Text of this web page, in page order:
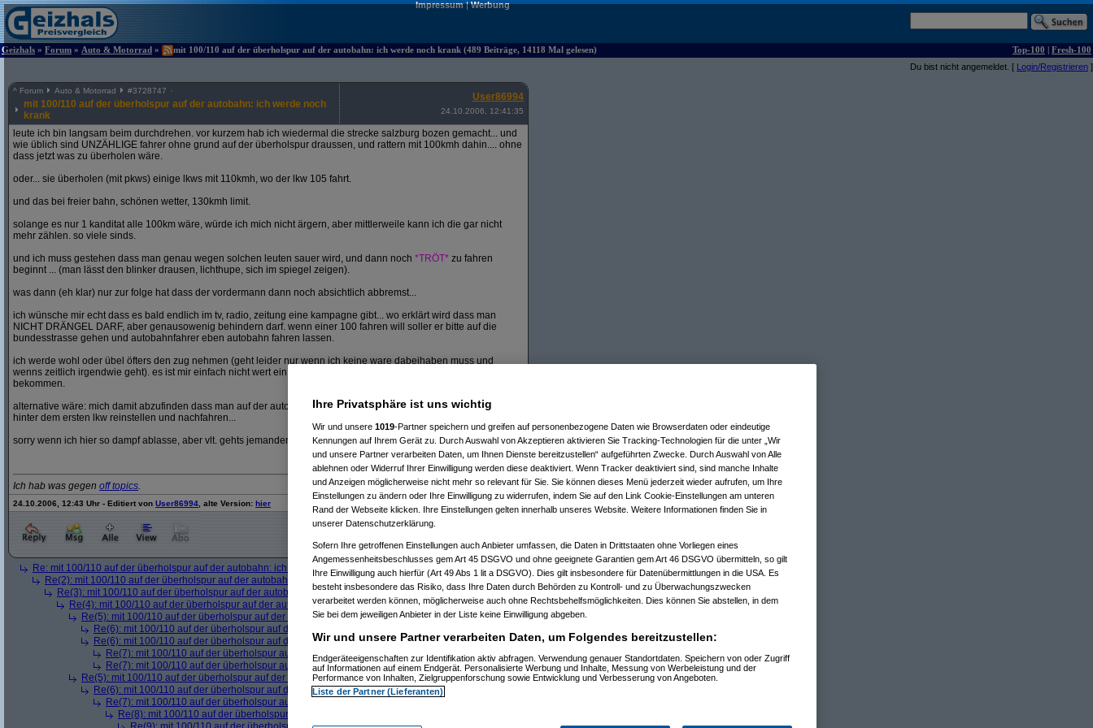
Impressum|Werbung
Geizhals » Forum » Auto & Motorrad » mit 100/110 auf der überholspur auf der autobahn: ich werde noch krank (489 Beiträge, 14118 Mal gelesen) Top-100 | Fresh-100
Du bist nicht angemeldet. [ Login/Registrieren ]
^ Forum Auto & Motorrad #3728747
mit 100/110 auf der überholspur auf der autobahn: ich werde noch
krank
User86994
24.10.2006, 12:41:35
leute ich bin langsam beim durchdrehen. vor kurzem hab ich wiedermal die strecke salzburg bozen gemacht... und
wie üblich sind UNZÄHLIGE fahrer ohne grund auf der überholspur draussen, und rattern mit 100kmh dahin.... ohne
dass jetzt was zu überholen wäre.
oder... sie überholen (mit pkws) einige lkws mit 110kmh, wo der lkw 105 fahrt.
und das bei freier bahn, schönen wetter, 130kmh limit.
solange es nur 1 kanditat alle 100km wäre, würde ich mich nicht ärgern, aber mittlerweile kann ich die gar nicht
mehr zählen. so viele sinds.
und ich muss gestehen dass man genau wegen solchen leuten sauer wird, und dann noch *TRÖT* zu fahren
beginnt ... (man lässt den blinker drausen, lichthupe, sich im spiegel zeigen).
was dann (eh klar) nur zur folge hat dass der vordermann dann noch absichtlich abbremst...
ich wünsche mir echt dass es bald endlich im tv, radio, zeitung eine kampagne gibt... wo erklärt wird dass man
NICHT DRÄNGEL DARF, aber genausowenig behindern darf. wenn einer 100 fahren will soller er bitte auf die
bundesstrasse gehen und autobahnfahrer eben autobahn fahren lassen.
ich werde wohl oder übel öfters den zug nehmen (geht leider nur wenn ich keine ware dabeihaben muss und
wenns zeitlich irgendwie geht). es ist mir einfach nicht wert ein magengeschwühr wegen einigen vollid***en zu
bekommen.
alternative wäre: mich damit abzufinden dass man auf der autobahn nur mehr 100 fahren kann, also mich enifach
hinter dem ersten lkw reinstellen und nachfahren...
sorry wenn ich hier so dampf ablasse, aber vlt. gehts jemanden gleich und wir organisieren eine selbsthilfegruppe
Ich hab was gegen off topics.
24.10.2006, 12:43 Uhr - Editiert von User86994 , alte Version: hier
Re: mit 100/110 auf der überholspur auf der autobahn: ich werde noch krank yangel am 24.10.2006, 12:50:53)
Re(2): mit 100/110 auf der überholspur auf der autobahn: ich werde noch krank
User86994
am 24.10.2006, 12:55:55)
Re(3): mit 100/110 auf der überholspur auf der autobahn: ich werde noch krank(yangel am 24.10.2006, 13:03:52)
Re(4): mit 100/110 auf der überholspur auf der autobahn: ich werde noch krank(User86994am 24.10.2006, 13:10:52)
Re(5): mit 100/110 auf der überholspur auf der autobahn: ich werde noch krank(psycho_on_touram 24.10.2006, 13:17:55)
Re(6): mit 100/110 auf der überholspur auf der autobahn: ich werde noch krank
Re(6): mit 100/110 auf der überholspur auf der autobahn: ich werde noch krank (Glockmanam 24.10.2006, 14:12:55)
Re(7): mit 100/110 auf der überholspur auf der autobahn: ich werde noch krank
User86994 am 24.10.2006, 14:46:38)
Re(7): mit 100/110 auf der überholspur auf der autobahn: ich werde noch krank( psycho_on_touram 24.10.2006, 15:12:28)
Re(5): mit 100/110 auf der überholspur auf der autobahn: ich werde noch krank(yangelam 24.10.2006, 13:24:53)
Re(6): mit 100/110 auf der überholspur auf der autobahn: ich werde noch krank(
Re(7): mit 100/110 auf der überholspur auf der autobahn: ich werde noch krank
Re(8): mit 100/110 auf der überholspur auf der autobahn: ich werde noch krank
Ihre Privatsphäre ist uns wichtig
Wir und unsere 1019-Partner speichern und greifen auf personenbezogene Daten wie Browserdaten oder eindeutige
Kennungen auf Ihrem Gerät zu. Durch Auswahl von Akzeptieren aktivieren Sie Tracking-Technologien für die unter „Wir
und unsere Partner verarbeiten Daten, um Ihnen Dienste bereitzustellen“ aufgeführten Zwecke. Durch Auswahl von Alle
ablehnen oder Widerruf Ihrer Einwilligung werden diese deaktiviert. Wenn Tracker deaktiviert sind, sind manche Inhalte
und Anzeigen möglicherweise nicht mehr so relevant für Sie. Sie können dieses Menü jederzeit wieder aufrufen, um Ihre
Einstellungen zu ändern oder Ihre Einwilligung zu widerrufen, indem Sie auf den Link Cookie-Einstellungen am unteren
Rand der Webseite klicken. Ihre Einstellungen gelten innerhalb unseres Website. Weitere Informationen finden Sie in
unserer Datenschutzerklärung.
Sofern Ihre getroffenen Einstellungen auch Anbieter umfassen, die Daten in Drittstaaten ohne Vorliegen eines
Angemessenheitsbeschlusses gem Art 45 DSGVO und ohne geeignete Garantien gem Art 46 DSGVO übermitteln, so gilt
Ihre Einwilligung auch hierfür (Art 49 Abs 1 lit a DSGVO). Dies gilt insbesondere für Datenübermittlungen in die USA. Es
besteht insbesondere das Risiko, dass Ihre Daten durch Behörden zu Kontroll- und zu Überwachungszwecken
verarbeitet werden können, möglicherweise auch ohne Rechtsbehelfsmöglichkeiten. Dies können Sie abstellen, in dem
Sie bei dem jeweiligen Anbieter in der Liste keine Einwilligung abgeben.
Wir und unsere Partner verarbeiten Daten, um Folgendes bereitzustellen:
Endgeräteeigenschaften zur Identifikation aktiv abfragen. Verwendung genauer Standortdaten. Speichern von oder Zugriff
auf Informationen auf einem Endgerät. Personalisierte Werbung und Inhalte, Messung von Werbeleistung und der
Performance von Inhalten, Zielgruppenforschung sowie Entwicklung und Verbesserung von Angeboten.
Liste der Partner (Lieferanten)